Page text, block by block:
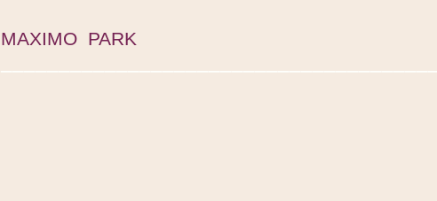
MAXIMO PARK